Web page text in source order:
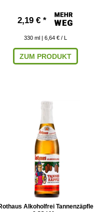
2,19 € *
330 ml | 6,64 € / L
ZUM PRODUKT
Alkoholfrei Tannenzäpfle